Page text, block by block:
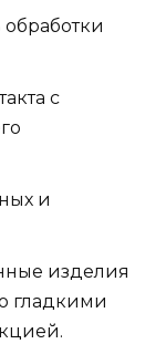
обработки
с
и
изделия
гладкими